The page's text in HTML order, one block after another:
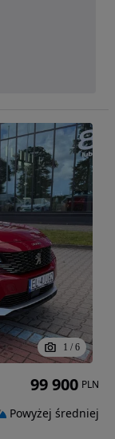
1 / 6
99 900 PLN
Powyżej średniej